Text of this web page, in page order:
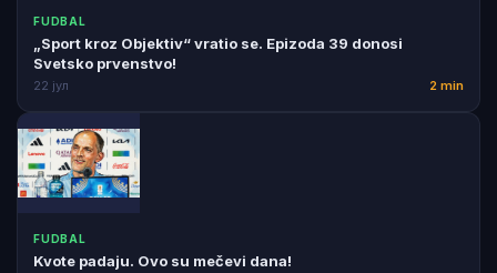
FUDBAL
„Sport kroz Objektiv“ vratio se. Epizoda 39 donosi
Svetsko prvenstvo!
22 јул 2 min
FUDBAL
Kvote padaju. Ovo su mečevi dana!